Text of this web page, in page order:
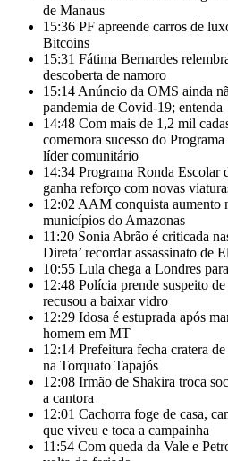
de Manaus
15:36 PF apreende carros de
Bitcoins
15:31 Fátima Bernardes
descoberta de namoro
15:14 Anúncio da OMS ainda
pandemia de Covid-19; entenda
14:48 Com mais de 1,2 mil
comemora sucesso do
líder comunitário
14:34 Programa Ronda Escolar
ganha reforço com novas
12:02 AAM conquista aumento
municípios do Amazonas
11:20 Sonia Abrão é criticada
Direta’ recordar assassinato de
10:55 Lula chega a Londres
12:48 Polícia prende suspeito
recusou a baixar vidro
12:29 Idosa é estuprada após
homem em MT
12:14 Prefeitura fecha cratera
na Torquato Tapajós
12:08 Irmão de Shakira troca
a cantora
12:01 Cachorra foge de casa,
que viveu e toca a campainha
11:54 Com queda da Vale e